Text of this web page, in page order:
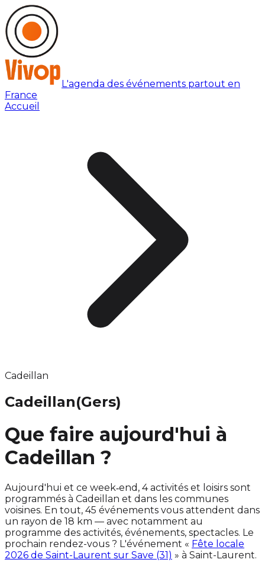
L'agenda des événements partout en
France
Accueil
Cadeillan
Cadeillan(Gers)
Que faire aujourd'hui à
Cadeillan ?
Aujourd'hui et ce week‑end, 4 activités et loisirs sont
programmés à Cadeillan et dans les communes
voisines. En tout, 45 événements vous attendent dans
un rayon de 18 km — avec notamment au
programme des activités, événements, spectacles. Le
prochain rendez-vous ? L'événement « Fête locale
2026 de Saint-Laurent sur Save (31) » à Saint-Laurent.